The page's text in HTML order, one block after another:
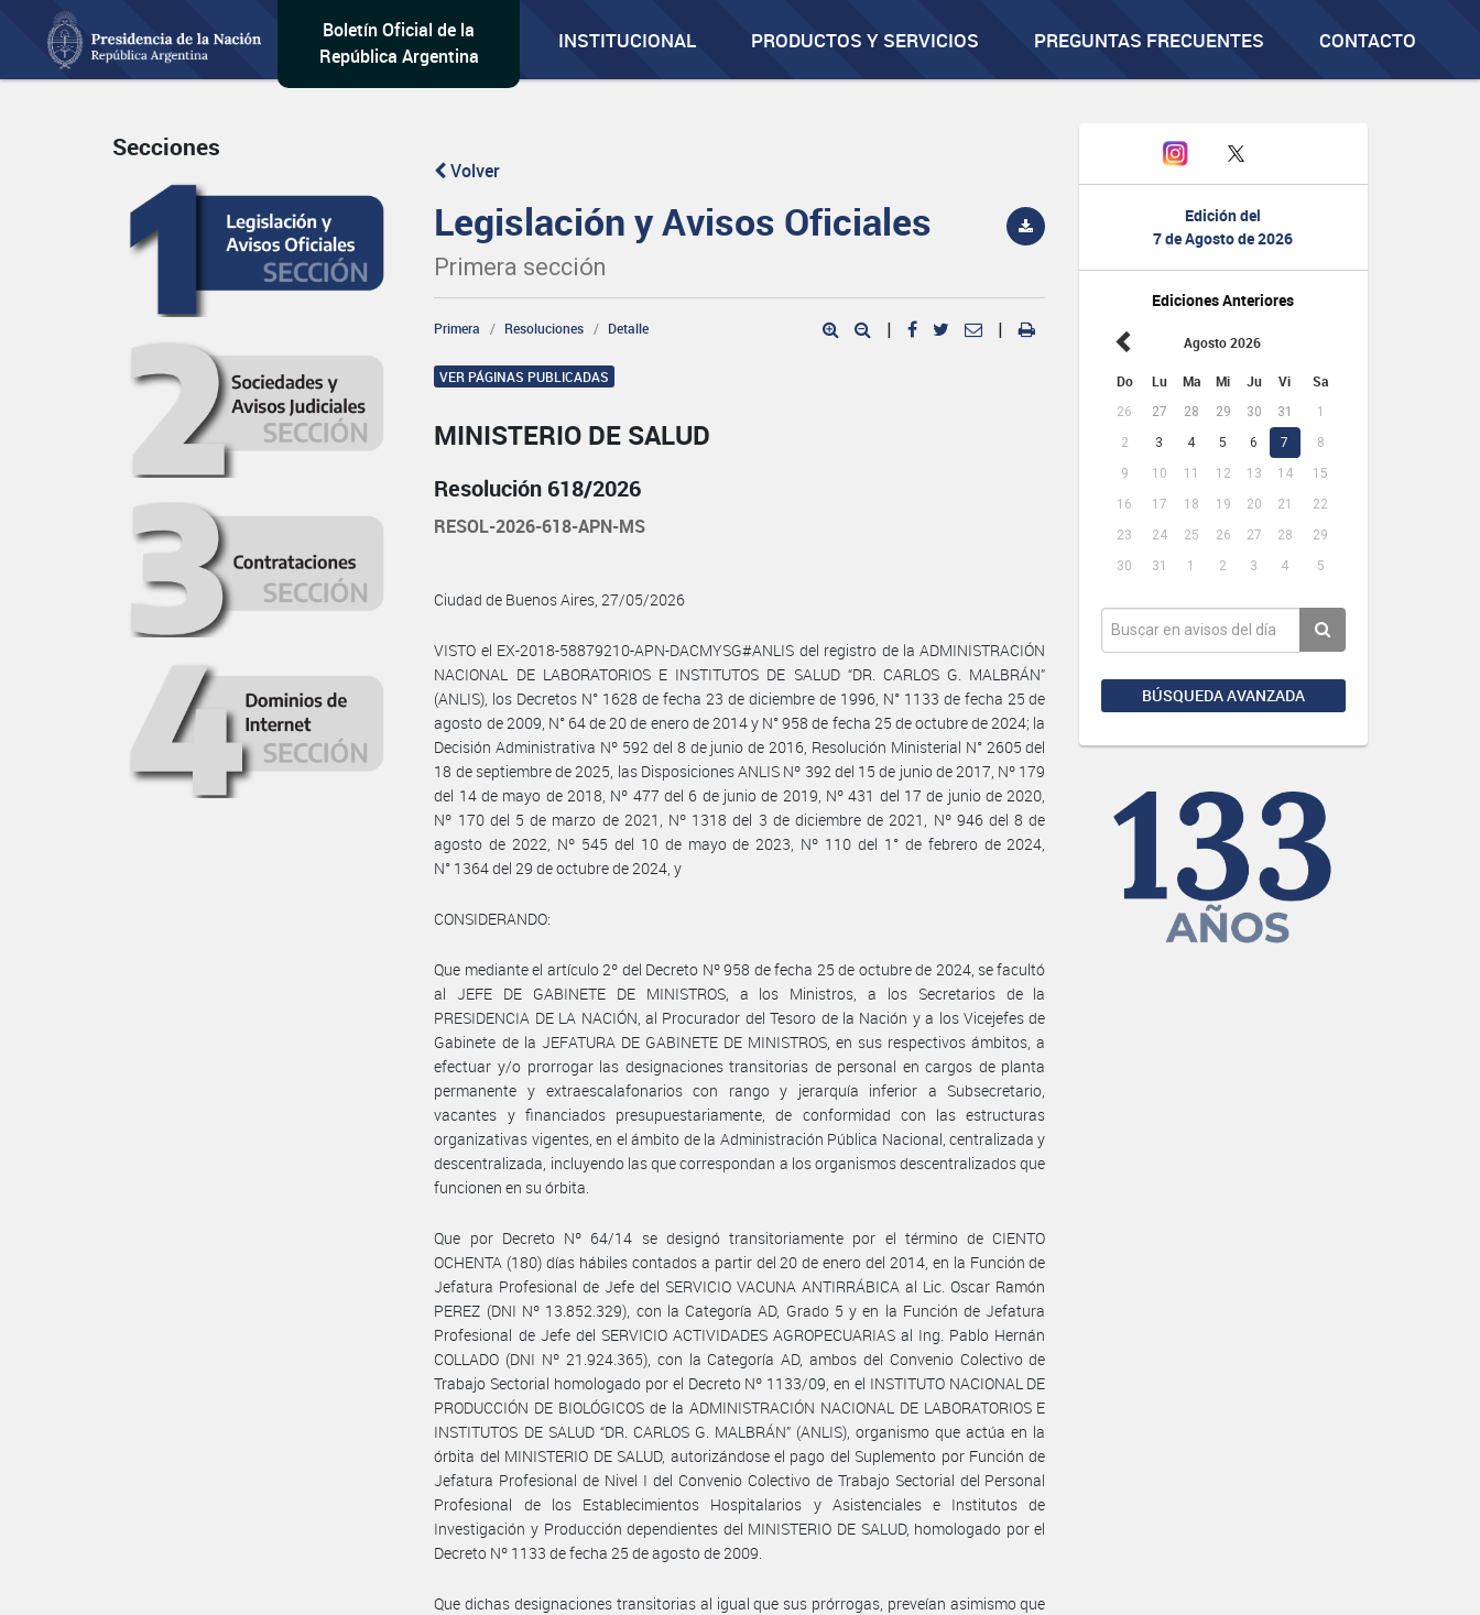
Boletín Oficial de la
República Argentina
INSTITUCIONAL PRODUCTOS Y SERVICIOS PREGUNTAS FRECUENTES CONTACTO
Edición del
7 de Agosto de 2026
Ediciones Anteriores
Agosto 2026
Do Lu Ma Mi Ju Vi Sa
26 27 28 29 30 31
1
2
3 4 5 6 7
8
9
10 11 12 13 14
15
16
17 18 19 20 21
22
23
24 25 26 27 28
29
30
31 1 2 3 4 5
BÚSQUEDA AVANZADA
Secciones
Volver
Legislación y Avisos Oficiales
Primera sección
Primera Resoluciones Detalle | |
VER PÁGINAS PUBLICADAS
MINISTERIO DE SALUD
Resolución 618/2026
RESOL-2026-618-APN-MS
Ciudad de Buenos Aires, 27/05/2026
VISTO el EX-2018-58879210-APN-DACMYSG#ANLIS del registro de la ADMINISTRACIÓN
NACIONAL DE LABORATORIOS E INSTITUTOS DE SALUD “DR. CARLOS G. MALBRÁN”
(ANLIS), los Decretos N° 1628 de fecha 23 de diciembre de 1996, N° 1133 de fecha 25 de
agosto de 2009, N° 64 de 20 de enero de 2014 y N° 958 de fecha 25 de octubre de 2024; la
Decisión Administrativa Nº 592 del 8 de junio de 2016, Resolución Ministerial N° 2605 del
18 de septiembre de 2025, las Disposiciones ANLIS Nº 392 del 15 de junio de 2017, Nº 179
del 14 de mayo de 2018, Nº 477 del 6 de junio de 2019, Nº 431 del 17 de junio de 2020,
Nº 170 del 5 de marzo de 2021, Nº 1318 del 3 de diciembre de 2021, Nº 946 del 8 de
agosto de 2022, Nº 545 del 10 de mayo de 2023, Nº 110 del 1° de febrero de 2024,
N° 1364 del 29 de octubre de 2024, y
CONSIDERANDO:
Que mediante el artículo 2º del Decreto Nº 958 de fecha 25 de octubre de 2024, se facultó
al JEFE DE GABINETE DE MINISTROS, a los Ministros, a los Secretarios de la
PRESIDENCIA DE LA NACIÓN, al Procurador del Tesoro de la Nación y a los Vicejefes de
Gabinete de la JEFATURA DE GABINETE DE MINISTROS, en sus respectivos ámbitos, a
efectuar y/o prorrogar las designaciones transitorias de personal en cargos de planta
permanente y extraescalafonarios con rango y jerarquía inferior a Subsecretario,
vacantes y financiados presupuestariamente, de conformidad con las estructuras
organizativas vigentes, en el ámbito de la Administración Pública Nacional, centralizada y
descentralizada, incluyendo las que correspondan a los organismos descentralizados que
funcionen en su órbita.
Que por Decreto Nº 64/14 se designó transitoriamente por el término de CIENTO
OCHENTA (180) días hábiles contados a partir del 20 de enero del 2014, en la Función de
Jefatura Profesional de Jefe del SERVICIO VACUNA ANTIRRÁBICA al Lic. Oscar Ramón
PEREZ (DNI Nº 13.852.329), con la Categoría AD, Grado 5 y en la Función de Jefatura
Profesional de Jefe del SERVICIO ACTIVIDADES AGROPECUARIAS al Ing. Pablo Hernán
COLLADO (DNI Nº 21.924.365), con la Categoría AD, ambos del Convenio Colectivo de
Trabajo Sectorial homologado por el Decreto Nº 1133/09, en el INSTITUTO NACIONAL DE
PRODUCCIÓN DE BIOLÓGICOS de la ADMINISTRACIÓN NACIONAL DE LABORATORIOS E
INSTITUTOS DE SALUD “DR. CARLOS G. MALBRÁN” (ANLIS), organismo que actúa en la
órbita del MINISTERIO DE SALUD, autorizándose el pago del Suplemento por Función de
Jefatura Profesional de Nivel I del Convenio Colectivo de Trabajo Sectorial del Personal
Profesional de los Establecimientos Hospitalarios y Asistenciales e Institutos de
Investigación y Producción dependientes del MINISTERIO DE SALUD, homologado por el
Decreto Nº 1133 de fecha 25 de agosto de 2009.
Que dichas designaciones transitorias al igual que sus prórrogas, preveían asimismo que